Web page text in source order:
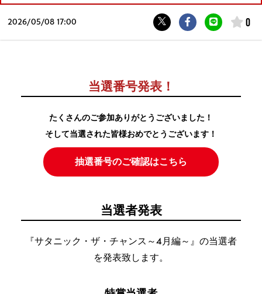
2026/05/08 17:00 0
当選番号発表！
たくさんのご参加ありがとうございました！
そして当選された皆様おめでとうございます！
抽選番号のご確認はこちら
当選者発表
『サタニック・ザ・チャンス～4月編～』の当選者
を発表致します。